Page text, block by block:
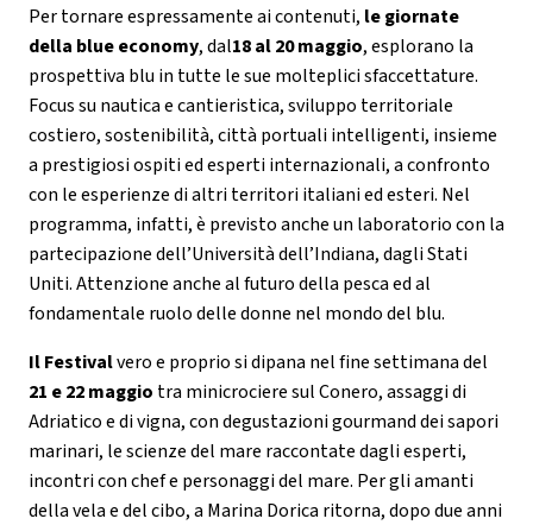
Per tornare espressamente ai contenuti, le giornate
della blue economy, dal18 al 20 maggio, esplorano la
prospettiva blu in tutte le sue molteplici sfaccettature.
Focus su nautica e cantieristica, sviluppo territoriale
costiero, sostenibilità, città portuali intelligenti, insieme
a prestigiosi ospiti ed esperti internazionali, a confronto
con le esperienze di altri territori italiani ed esteri. Nel
programma, infatti, è previsto anche un laboratorio con la
partecipazione dell’Università dell’Indiana, dagli Stati
Uniti. Attenzione anche al futuro della pesca ed al
fondamentale ruolo delle donne nel mondo del blu.
Il Festivalvero e proprio si dipana nel fine settimana del
21 e 22 maggio tra minicrociere sul Conero, assaggi di
Adriatico e di vigna, con degustazioni gourmand dei sapori
marinari, le scienze del mare raccontate dagli esperti,
incontri con chef e personaggi del mare. Per gli amanti
della vela e del cibo, a Marina Dorica ritorna, dopo due anni